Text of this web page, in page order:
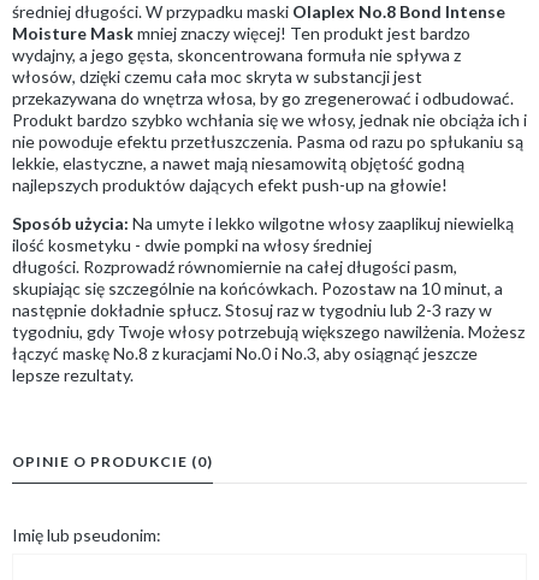
średniej długości. W przypadku maski Olaplex No.8 Bond Intense
Moisture Maskmniej znaczy więcej! Ten produkt jest bardzo
wydajny, a jego gęsta, skoncentrowana formuła nie spływa z
włosów, dzięki czemu cała moc skryta w substancji jest
przekazywana do wnętrza włosa, by go zregenerować i odbudować.
Produkt bardzo szybko wchłania się we włosy, jednak nie obciąża ich i
nie powoduje efektu przetłuszczenia. Pasma od razu po spłukaniu są
lekkie, elastyczne, a nawet mają niesamowitą objętość godną
najlepszych produktów dających efekt push-up na głowie!
Sposób użycia: Na umyte i lekko wilgotne włosy zaaplikuj niewielką
ilość kosmetyku - dwie pompki na włosy średniej
długości. Rozprowadź równomiernie na całej długości pasm,
skupiając się szczególnie na końcówkach. Pozostaw na 10 minut, a
następnie dokładnie spłucz. Stosuj raz w tygodniu lub 2-3 razy w
tygodniu, gdy Twoje włosy potrzebują większego nawilżenia. Możesz
łączyć maskę No.8 z kuracjami No.0 i No.3, aby osiągnąć jeszcze
lepsze rezultaty.
OPINIE O PRODUKCIE (0)
Imię lub pseudonim: